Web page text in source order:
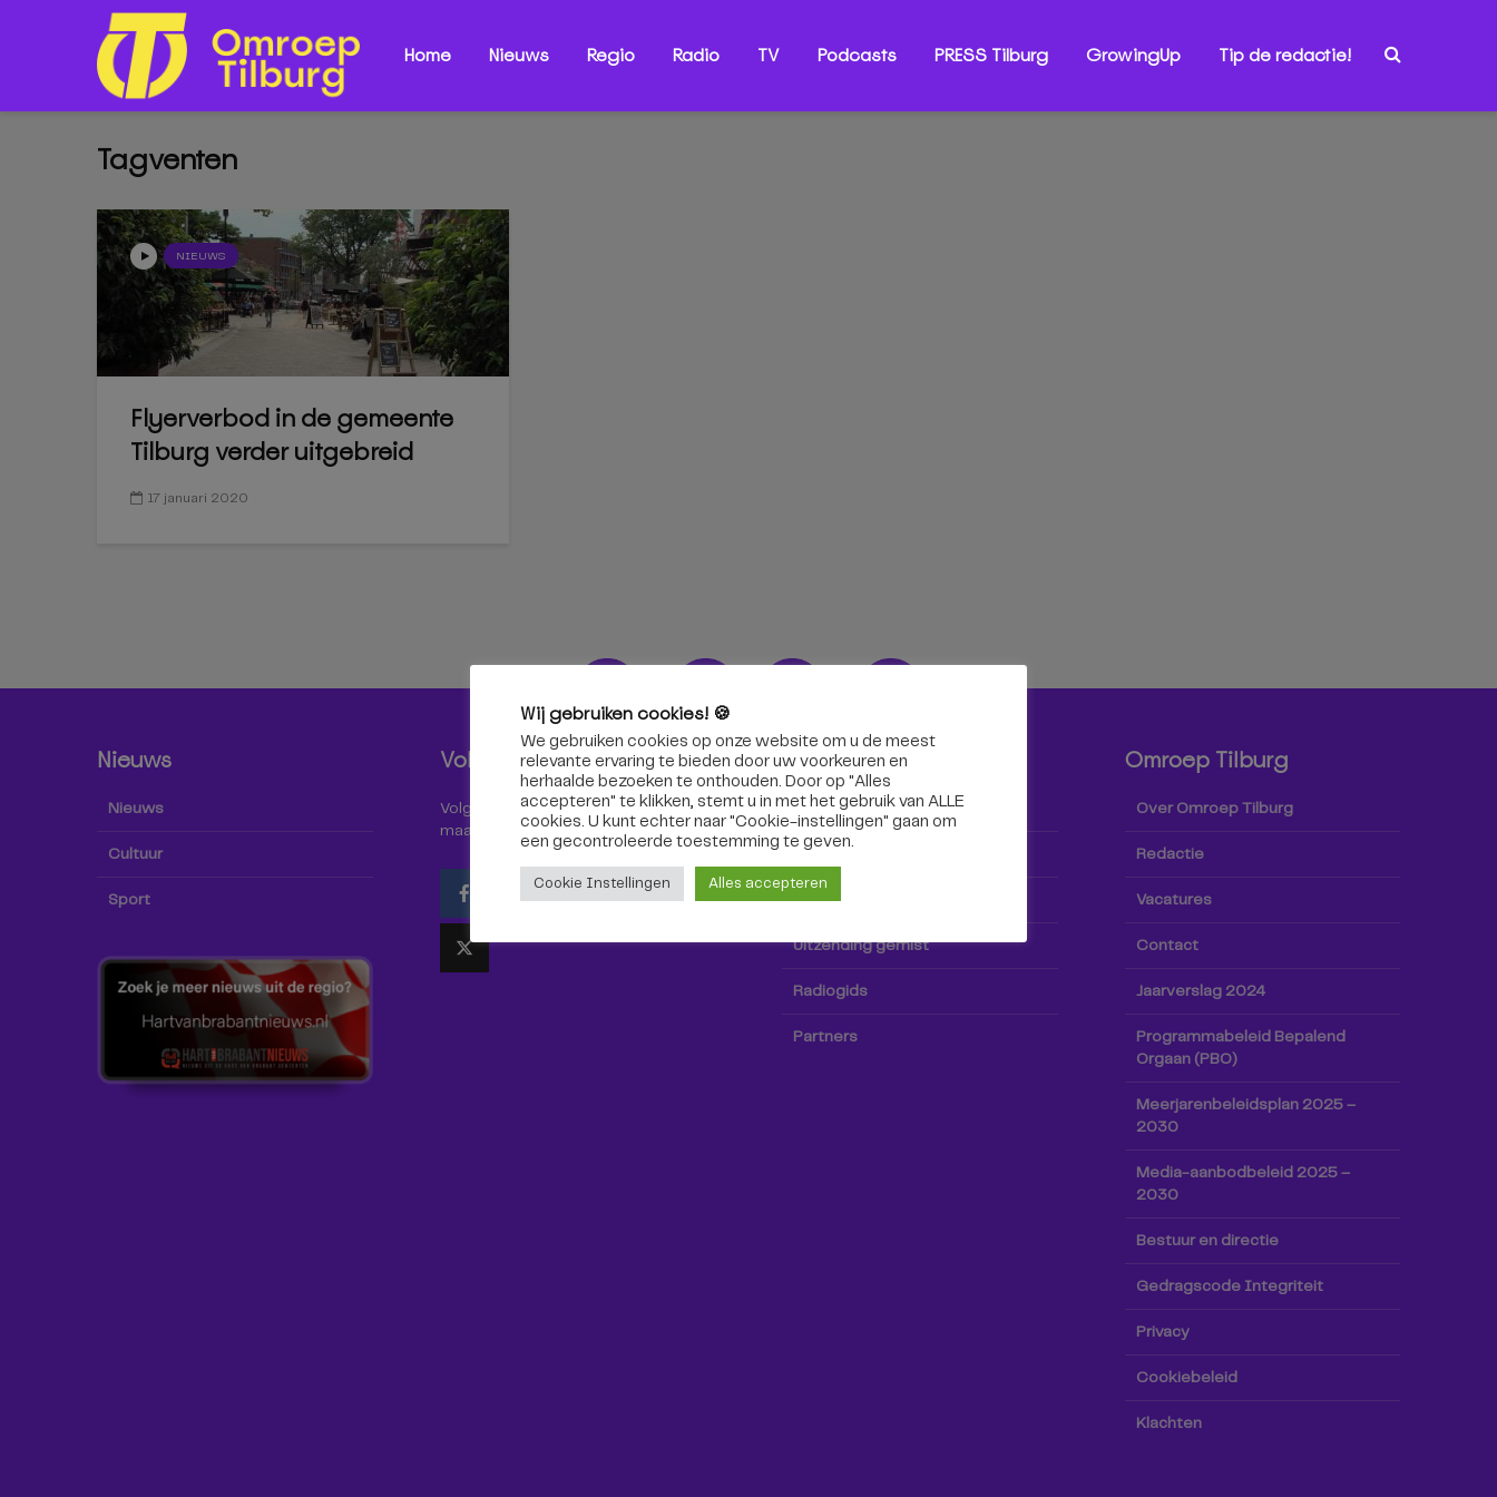
Home Nieuws Regio Radio TV Podcasts PRESS Tilburg GrowingUp Tip de redactie!
Tagventen
NIEUWS
Flyerverbod in de gemeente
Tilburg verder uitgebreid
17 januari 2020
Nieuws
Nieuws
Cultuur
Sport
Volg ons!
Volg Omroep Tilburg niet alleen hier,
maar ook via social media!
Radio & TV
Kijk tv
Radio
TV-gids
Uitzending gemist
Radiogids
Partners
Omroep Tilburg
Over Omroep Tilburg
Redactie
Vacatures
Contact
Jaarverslag 2024
Programmabeleid Bepalend
Orgaan (PBO)
Meerjarenbeleidsplan 2025 –
2030
Media-aanbodbeleid 2025 –
2030
Bestuur en directie
Gedragscode Integriteit
Privacy
Cookiebeleid
Klachten
Wij gebruiken cookies! 🍪
We gebruiken cookies op onze website om u de meest
relevante ervaring te bieden door uw voorkeuren en
herhaalde bezoeken te onthouden. Door op "Alles
accepteren" te klikken, stemt u in met het gebruik van ALLE
cookies. U kunt echter naar "Cookie-instellingen" gaan om
een ​​gecontroleerde toestemming te geven.
Cookie Instellingen Alles accepteren